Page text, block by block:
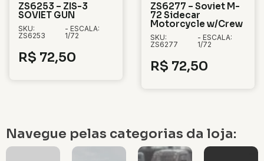
ZS6253 – ZIS-3
SOVIET GUN
SKU:
ZS6253
- ESCALA:
1/72
R$ 72,50
ZS6277 – Soviet M-
72 Sidecar
Motorcycle w/Crew
SKU:
ZS6277
- ESCALA:
1/72
R$ 72,50
Navegue pelas categorias da loja: